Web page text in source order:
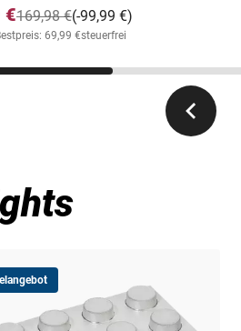
€ (-99,99 €)
169,98 €
69,99 €steuerfrei